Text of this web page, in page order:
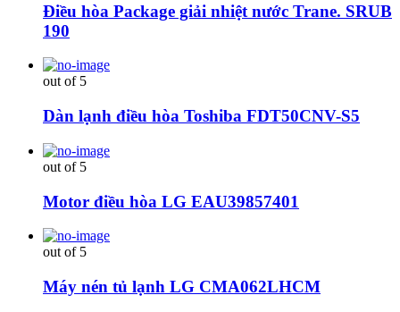
Điều hòa Package giải nhiệt nước Trane. SRUB
190
out of 5
Dàn lạnh điều hòa Toshiba FDT50CNV-S5
out of 5
Motor điều hòa LG EAU39857401
out of 5
Máy nén tủ lạnh LG CMA062LHCM